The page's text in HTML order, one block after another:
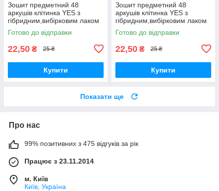
Зошит предметний 48
аркушів клітинка YES з
гібридним,вибірковим лаком
ХІМІЯ (Fun school subjects)
Готово до відправки
22,50 ₴ 25 ₴
Купити
Зошит предметний 48
аркушів клітинка YES з
гібридним,вибірковим лаком
ГЕОГРАФІЯ (Cool school
subjects)
Готово до відправки
22,50 ₴ 25 ₴
Купити
Показати ще
Про нас
99% позитивних з 475 відгуків за рік
Працює з 23.11.2014
м. Київ
Київ, Україна